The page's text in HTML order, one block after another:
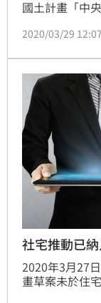
國土計畫「中
任何規劃內容
2020/03/29 12:07
社宅推動已
2020年3月27
畫草案未於住